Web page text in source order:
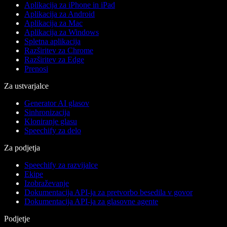
Aplikacija za iPhone in iPad
Aplikacija za Android
Aplikacija za Mac
Aplikacija za Windows
Spletna aplikacija
Razširitev za Chrome
Razširitev za Edge
Prenosi
Za ustvarjalce
Generator AI glasov
Sinhronizacija
Kloniranje glasu
Speechify za delo
Za podjetja
Speechify za razvijalce
Ekipe
Izobraževanje
Dokumentacija API-ja za pretvorbo besedila v govor
Dokumentacija API-ja za glasovne agente
Podjetje